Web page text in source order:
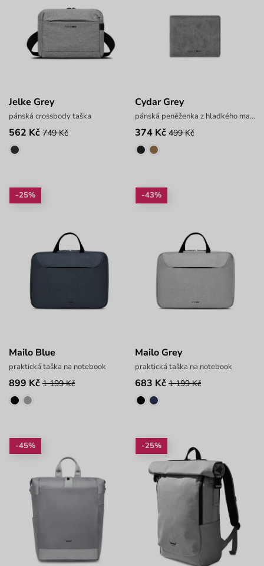
Jelke Grey
pánská crossbody taška
562 Kč 749 Kč
Cydar Grey
pánská peněženka z hladkého materiálu
374 Kč 499 Kč
-25%
Mailo Blue
praktická taška na notebook
899 Kč 1 199 Kč
-43%
Mailo Grey
praktická taška na notebook
683 Kč 1 199 Kč
-45% -25%